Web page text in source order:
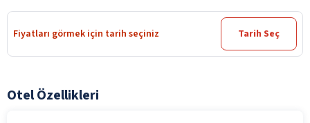
Fiyatları görmek için tarih seçiniz Tarih Seç
Otel Özellikleri